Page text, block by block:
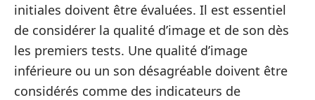
initiales doivent être évaluées. Il est essentiel
de considérer la qualité d’image et de son dès
les premiers tests. Une qualité d’image
inférieure ou un son désagréable doivent être
considérés comme des indicateurs de